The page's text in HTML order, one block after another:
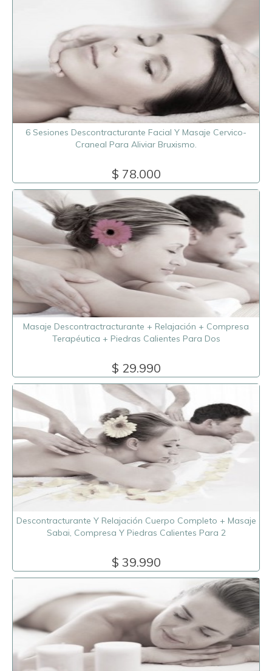
6 Sesiones Descontracturante Facial Y Masaje Cervico-
Craneal Para Aliviar Bruxismo.
$ 78.000
Masaje Descontractracturante + Relajación + Compresa
Terapéutica + Piedras Calientes Para Dos
$ 29.990
Descontracturante Y Relajación Cuerpo Completo + Masaje
Sabai, Compresa Y Piedras Calientes Para 2
$ 39.990